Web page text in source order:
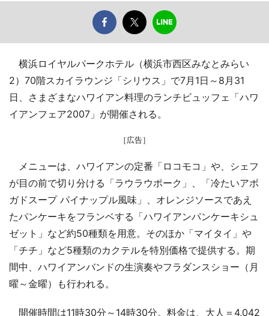
横浜ロイヤルパークホテル（横浜市西区みなとみらい
2）70階スカイラウンジ「シリウス」で7月1日～8月31
日、さまざまなハワイアン料理のランチビュッフェ「ハワ
イアンフェア2007」が開催される。
［広告］
メニューは、ハワイアンの定番「ロコモコ」や、シェフ
が目の前で切り分ける「ラウラウポーク」、「冷たいアボ
ガドスープ パイナップル風味」、オレンジソースであえ
たパンケーキをフランベする「ハワイアンパンケーキシュ
ゼット」など約50種類を用意。そのほか「マイタイ」や
「チチ」など5種類のカクテルを特別価格で提供する。期
間中、ハワイアンバンドの生演奏やフラダンスショー（月
曜～金曜）も行われる。
開催時間は11時30分～14時30分。料金は、大人＝4,042